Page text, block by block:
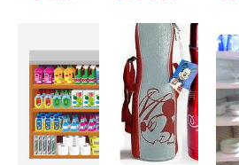
溢彩家居用
品厂侧记
品”到“品质
生活”的贴
心倡导者
具
棍
雪
盒
供